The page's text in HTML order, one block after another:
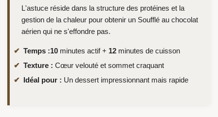
L'astuce réside dans la structure des protéines et la
gestion de la chaleur pour obtenir un Soufflé au chocolat
aérien qui ne s'effondre pas.
Temps :10 minutes actif + 12 minutes de cuisson
Texture : Cœur velouté et sommet craquant
Idéal pour : Un dessert impressionnant mais rapide